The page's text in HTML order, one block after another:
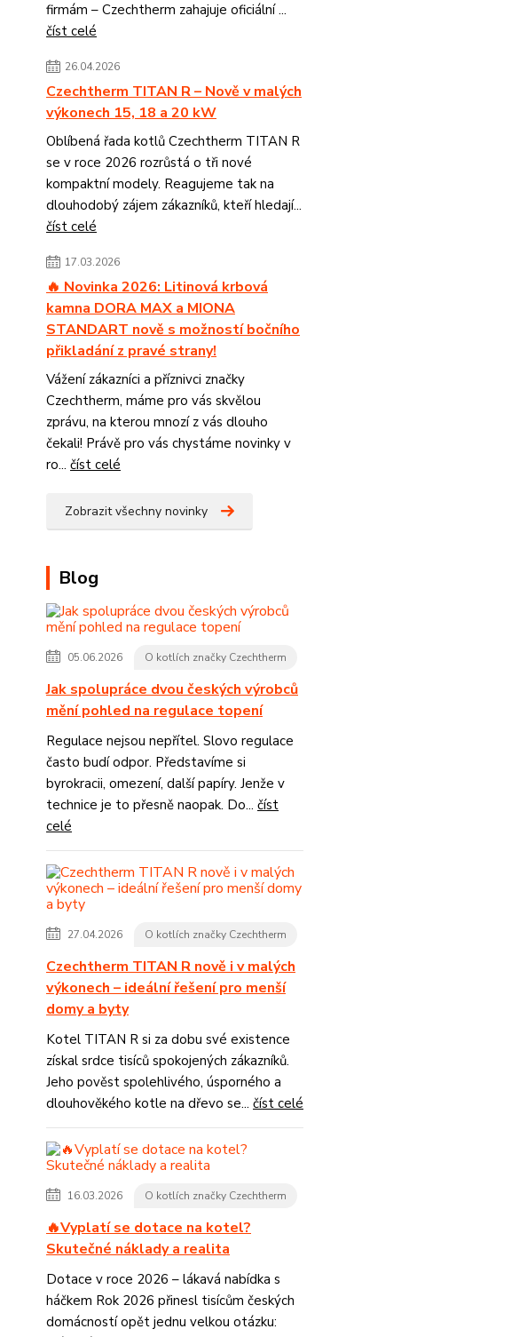
firmám – Czechtherm zahajuje oficiální ...
číst celé
26.04.2026
Czechtherm TITAN R – Nově v malých
výkonech 15, 18 a 20 kW
Oblíbená řada kotlů Czechtherm TITAN R
se v roce 2026 rozrůstá o tři nové
kompaktní modely. Reagujeme tak na
dlouhodobý zájem zákazníků, kteří hledají...
číst celé
17.03.2026
🔥 Novinka 2026: Litinová krbová
kamna DORA MAX a MIONA
STANDART nově s možností bočního
přikladání z pravé strany!
Vážení zákazníci a příznivci značky
Czechtherm, máme pro vás skvělou
zprávu, na kterou mnozí z vás dlouho
čekali! Právě pro vás chystáme novinky v
ro... číst celé
Zobrazit všechny novinky
Blog
05.06.2026 O kotlích značky Czechtherm
Jak spolupráce dvou českých výrobců
mění pohled na regulace topení
Regulace nejsou nepřítel. Slovo regulace
často budí odpor. Představíme si
byrokracii, omezení, další papíry. Jenže v
technice je to přesně naopak. Do... číst
celé
27.04.2026 O kotlích značky Czechtherm
Czechtherm TITAN R nově i v malých
výkonech – ideální řešení pro menší
domy a byty
Kotel TITAN R si za dobu své existence
získal srdce tisíců spokojených zákazníků.
Jeho pověst spolehlivého, úsporného a
dlouhověkého kotle na dřevo se... číst celé
16.03.2026 O kotlích značky Czechtherm
🔥Vyplatí se dotace na kotel?
Skutečné náklady a realita
Dotace v roce 2026 – lákavá nabídka s
háčkem Rok 2026 přinesl tisícům českých
domácností opět jednu velkou otázku: